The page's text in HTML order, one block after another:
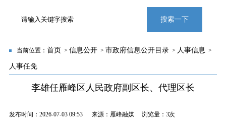
搜索一下
当前位置： 首页 > 信息公开> 市政府信息公开目录> 人事信息 >
人事任免
李雄任雁峰区人民政府副区长、代理区长
发布时间：2026-07-03 09:53 来源：雁峰融媒 浏览量： 3次